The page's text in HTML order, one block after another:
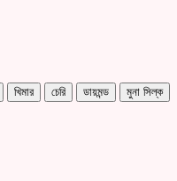
খিমার চেরি ডায়মন্ড
মুনা সিল্ক